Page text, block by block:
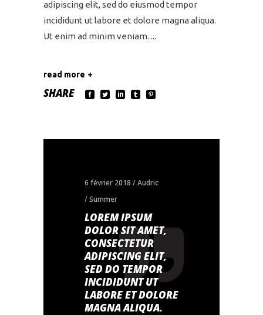
adipiscing elit, sed do eiusmod tempor
incididunt ut labore et dolore magna aliqua.
Ut enim ad minim veniam.
read more
SHARE
6 février 2018
Audric
Summer
LOREM IPSUM
DOLOR SIT AMET,
CONSECTETUR
ADIPISCING ELIT,
SED DO TEMPOR
INCIDIDUNT UT
LABORE ET DOLORE
MAGNA ALIQUA.